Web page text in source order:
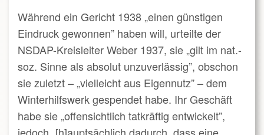
Während ein Gericht 1938 „einen günstigen
Eindruck gewonnen” haben will, urteilte der
NSDAP-Kreisleiter Weber 1937, sie „gilt im nat.-
soz. Sinne als absolut unzuverlässig”, obschon
sie zuletzt – „vielleicht aus Eigennutz” – dem
Winterhilfswerk gespendet habe. Ihr Geschäft
habe sie „offensichtlich tatkräftig entwickelt”,
jedoch „[h]auptsächlich dadurch, dass eine